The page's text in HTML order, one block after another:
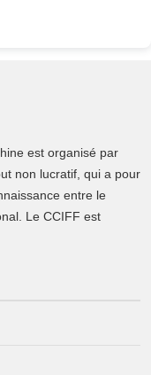
est organisé par
non lucratif, qui a pour
entre le
Le CCIFF est